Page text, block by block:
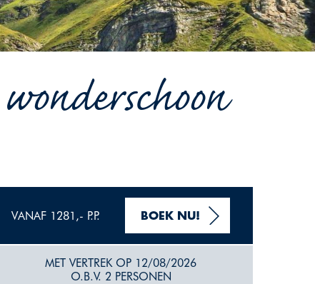
VANAF 1281,- P.P. BOEK NU!
MET VERTREK OP 12/08/2026
O.B.V. 2 PERSONEN